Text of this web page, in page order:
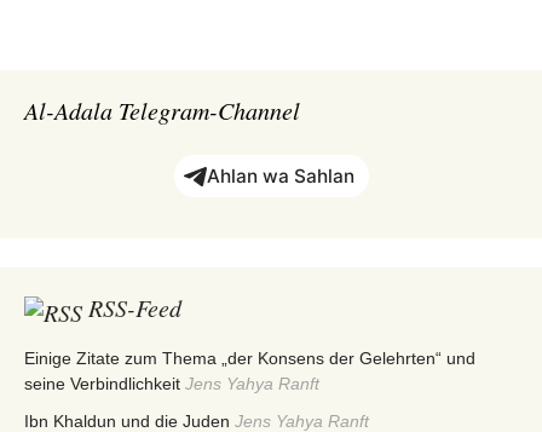
Al-Adala Telegram-Channel
Ahlan wa Sahlan
RSS-Feed
Einige Zitate zum Thema „der Konsens der Gelehrten“ und
seine Verbindlichkeit Jens Yahya Ranft
Ibn Khaldun und die Juden Jens Yahya Ranft